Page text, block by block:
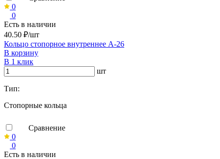
0
0
Есть в наличии
40.50 ₽/шт
Кольцо стопорное внутреннее А-26
В корзину
В 1 клик
шт
Тип:
Стопорные кольца
Сравнение
0
0
Есть в наличии